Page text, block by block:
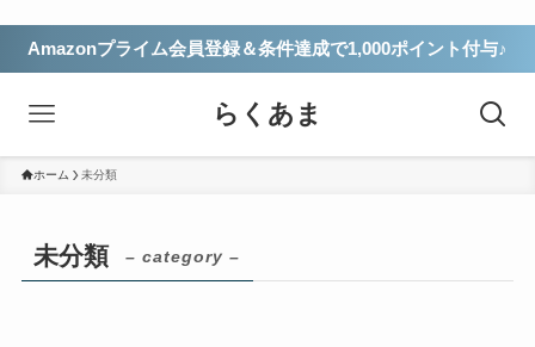
Amazonプライム会員登録＆条件達成で1,000ポイント付与♪
らくあま
ホーム 未分類
未分類 – category –